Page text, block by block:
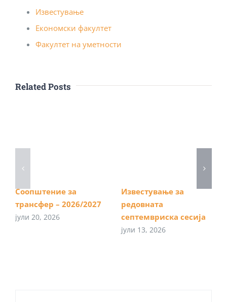
Известување
Економски факултет
Факултет на уметности
Related Posts
Соопштение за
трансфер – 2026/2027
јули 20, 2026
Известување за
редовната
септемвриска сесија
јули 13, 2026